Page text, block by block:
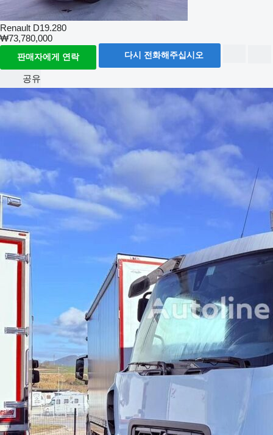
Renault D19.280
₩73,780,000
판매자에게 연락 다시 전화해주십시오
공유